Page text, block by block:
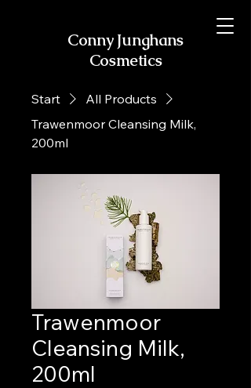
Conny Junghans
Cosmetics
Start
All Products
Trawenmoor Cleansing Milk,
200ml
Trawenmoor
Cleansing Milk,
200ml